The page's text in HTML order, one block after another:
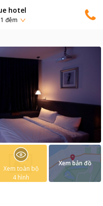
hotel
đêm
Xem toàn bộ
4 hình
Xem bản đồ